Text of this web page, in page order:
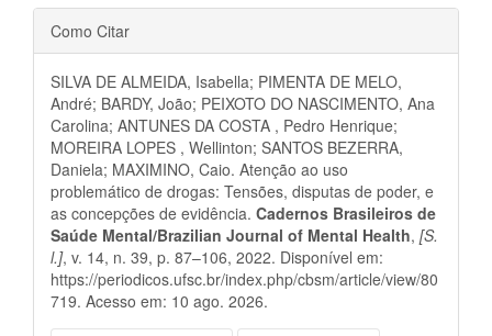
Detalhes
do
artigo
Como Citar
SILVA DE ALMEIDA, Isabella; PIMENTA DE MELO,
André; BARDY, João; PEIXOTO DO NASCIMENTO, Ana
Carolina; ANTUNES DA COSTA , Pedro Henrique;
MOREIRA LOPES , Wellinton; SANTOS BEZERRA,
Daniela; MAXIMINO, Caio. Atenção ao uso
problemático de drogas: Tensões, disputas de poder, e
as concepções de evidência. Cadernos Brasileiros de
Saúde Mental/Brazilian Journal of Mental Health, [S.
l.], v. 14, n. 39, p. 87–106, 2022. Disponível em:
https://periodicos.ufsc.br/index.php/cbsm/article/view/80
719. Acesso em: 10 ago. 2026.